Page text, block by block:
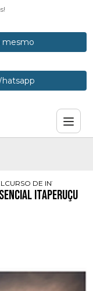
mesmo
EMOCIONALEMOCIONAL
CURSO DE
Itaperuçu